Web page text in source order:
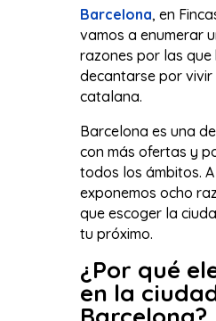
Barcelona, en
vamos a enumerar
razones por las que
decantarse por
catalana.
Barcelona es una
con más ofertas y
todos los ámbitos.
exponemos ocho
que escoger la
tu próximo.
¿Por qué
en la